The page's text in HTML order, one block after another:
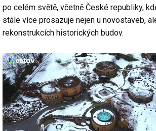
po celém světě, včetně České republiky,
stále více prosazuje nejen u novostaveb,
rekonstrukcích historických budov.